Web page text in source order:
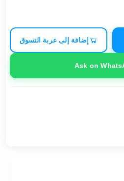
إضافة إلى عربة التسوق
Ask on